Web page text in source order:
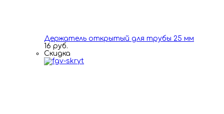
Держатель открытый для трубы 25 мм
16 руб.
Скидка